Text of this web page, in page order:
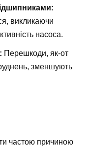
викликаючи
насоса.
Перешкоди, як-от
зменшують
частою причиною